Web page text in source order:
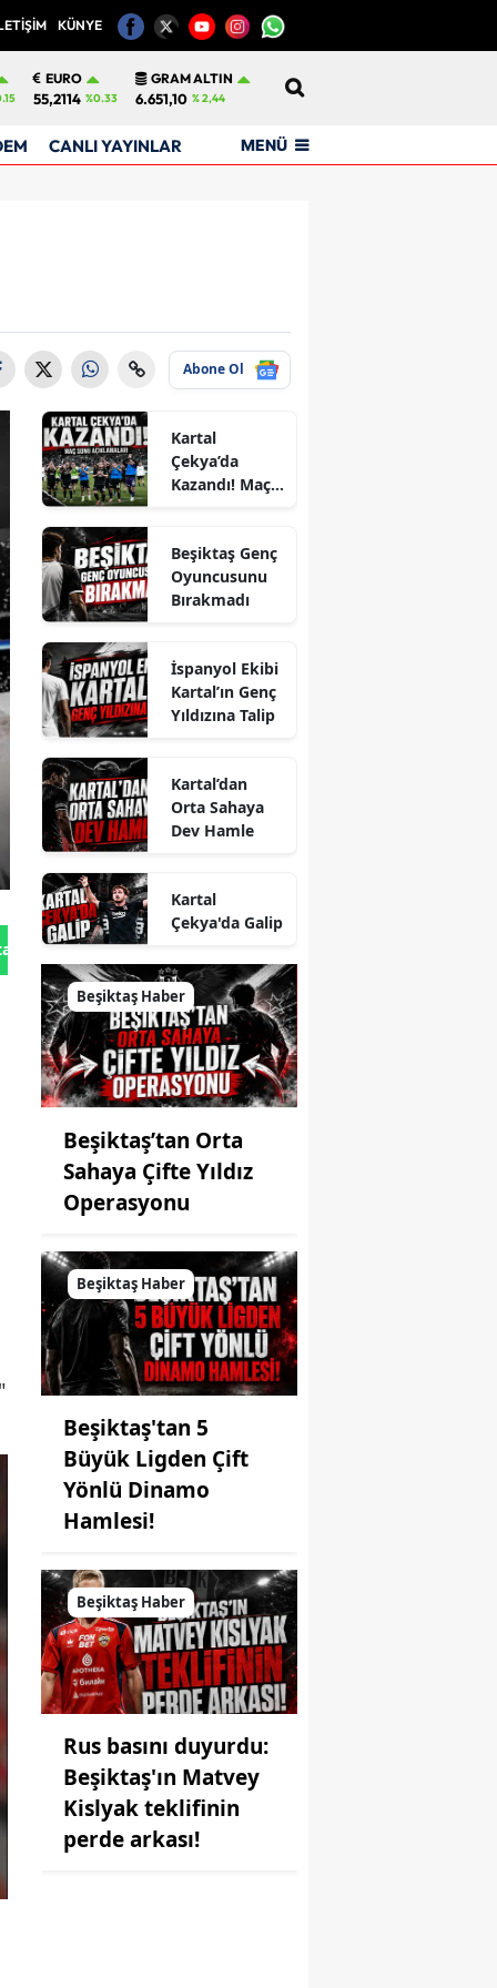
KÜNYE
EURO
55,2114 %0.33
GRAM ALTIN
6.651,10 % 2,44
CANLI YAYINLAR MENÜ
Abone Ol
Gönder
Kartal
Çekya’da
Kazandı! Maç
Beşiktaş Genç
Oyuncusunu
Bırakmadı
İspanyol Ekibi
Kartal’ın Genç
Yıldızına Talip
Kartal’dan
Orta Sahaya
Dev Hamle
Kartal
Çekya'da Galip
Beşiktaş Haber
Beşiktaş’tan Orta
Sahaya Çifte Yıldız
Operasyonu
Beşiktaş Haber
Beşiktaş'tan 5
Büyük Ligden Çift
Yönlü Dinamo
Hamlesi!
Beşiktaş Haber
Rus basını duyurdu:
Beşiktaş'ın Matvey
Kislyak teklifinin
perde arkası!